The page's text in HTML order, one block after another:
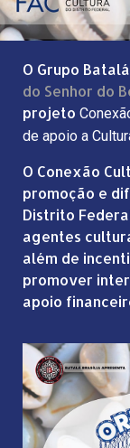
O Grupo
do Senhor do
projeto
de apoio a
O Conexão
promoção e
Distrito
agentes
além de
promover
apoio